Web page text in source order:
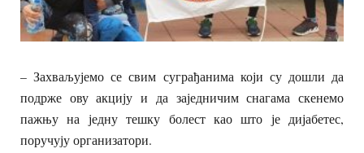
– Захваљујемо се свим суграђанима који су дошли да
подрже ову акцију и да заједничим снагама скенемо
пажњу на једну тешку болест као што је дијабетес,
поручују организатори.